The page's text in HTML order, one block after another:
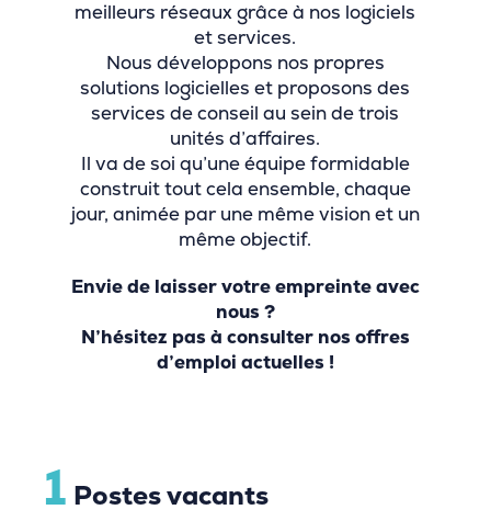
meilleurs réseaux grâce à nos logiciels
et services.
Nous développons nos propres
solutions logicielles et proposons des
services de conseil au sein de trois
unités d’affaires.
Il va de soi qu’une équipe formidable
construit tout cela ensemble, chaque
jour, animée par une même vision et un
même objectif.
Envie de laisser votre empreinte avec
nous ?
N’hésitez pas à consulter nos offres
d’emploi actuelles !
1 Postes vacants